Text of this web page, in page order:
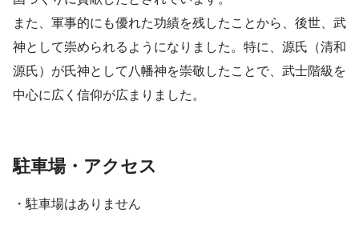
また、軍事的にも優れた功績を残したことから、後世、武
神として崇められるようになりました。特に、源氏（清和
源氏）が氏神として八幡神を崇敬したことで、武士階級を
中心に広く信仰が広まりました。
駐車場・アクセス
・駐車場はありません